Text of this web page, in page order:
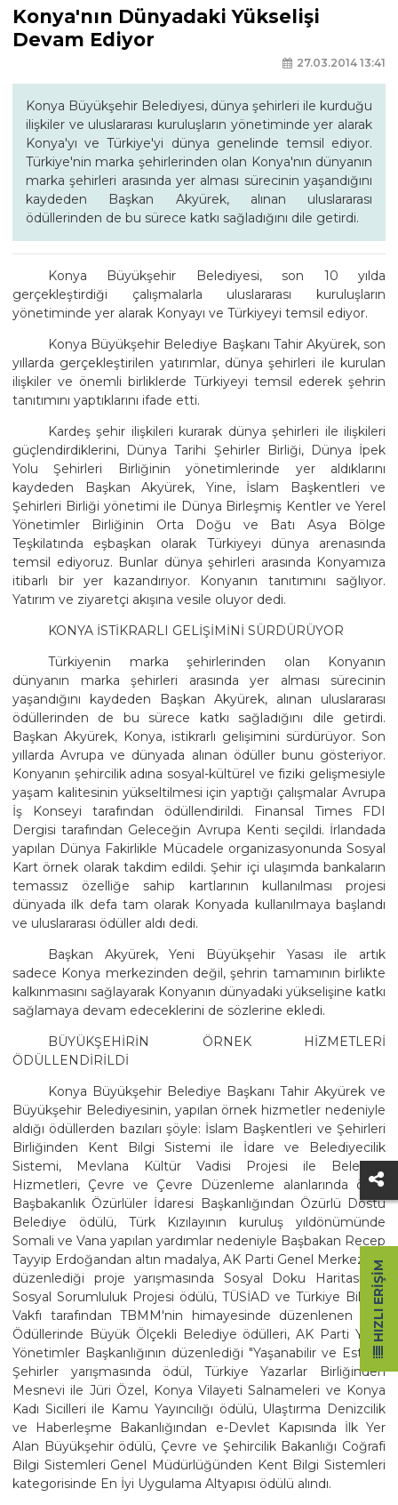
Konya'nın Dünyadaki Yükselişi
Devam Ediyor
27.03.2014 13:41
Konya Büyükşehir Belediyesi, dünya şehirleri ile kurduğu
ilişkiler ve uluslararası kuruluşların yönetiminde yer alarak
Konya'yı ve Türkiye'yi dünya genelinde temsil ediyor.
Türkiye'nin marka şehirlerinden olan Konya'nın dünyanın
marka şehirleri arasında yer alması sürecinin yaşandığını
kaydeden Başkan Akyürek, alınan uluslararası
ödüllerinden de bu sürece katkı sağladığını dile getirdi.
Konya Büyükşehir Belediyesi, son 10 yılda
gerçekleştirdiği çalışmalarla uluslararası kuruluşların
yönetiminde yer alarak Konyayı ve Türkiyeyi temsil ediyor.
Konya Büyükşehir Belediye Başkanı Tahir Akyürek, son
yıllarda gerçekleştirilen yatırımlar, dünya şehirleri ile kurulan
ilişkiler ve önemli birliklerde Türkiyeyi temsil ederek şehrin
tanıtımını yaptıklarını ifade etti.
Kardeş şehir ilişkileri kurarak dünya şehirleri ile ilişkileri
güçlendirdiklerini, Dünya Tarihi Şehirler Birliği, Dünya İpek
Yolu Şehirleri Birliğinin yönetimlerinde yer aldıklarını
kaydeden Başkan Akyürek, Yine, İslam Başkentleri ve
Şehirleri Birliği yönetimi ile Dünya Birleşmiş Kentler ve Yerel
Yönetimler Birliğinin Orta Doğu ve Batı Asya Bölge
Teşkilatında eşbaşkan olarak Türkiyeyi dünya arenasında
temsil ediyoruz. Bunlar dünya şehirleri arasında Konyamıza
itibarlı bir yer kazandırıyor. Konyanın tanıtımını sağlıyor.
Yatırım ve ziyaretçi akışına vesile oluyor dedi.
KONYA İSTİKRARLI GELİŞİMİNİ SÜRDÜRÜYOR
Türkiyenin marka şehirlerinden olan Konyanın
dünyanın marka şehirleri arasında yer alması sürecinin
yaşandığını kaydeden Başkan Akyürek, alınan uluslararası
ödüllerinden de bu sürece katkı sağladığını dile getirdi.
Başkan Akyürek, Konya, istikrarlı gelişimini sürdürüyor. Son
yıllarda Avrupa ve dünyada alınan ödüller bunu gösteriyor.
Konyanın şehircilik adına sosyal-kültürel ve fiziki gelişmesiyle
yaşam kalitesinin yükseltilmesi için yaptığı çalışmalar Avrupa
İş Konseyi tarafından ödüllendirildi. Finansal Times FDI
Dergisi tarafından Geleceğin Avrupa Kenti seçildi. İrlandada
yapılan Dünya Fakirlikle Mücadele organizasyonunda Sosyal
Kart örnek olarak takdim edildi. Şehir içi ulaşımda bankaların
temassız özelliğe sahip kartlarının kullanılması projesi
dünyada ilk defa tam olarak Konyada kullanılmaya başlandı
ve uluslararası ödüller aldı dedi.
Başkan Akyürek, Yeni Büyükşehir Yasası ile artık
sadece Konya merkezinden değil, şehrin tamamının birlikte
kalkınmasını sağlayarak Konyanın dünyadaki yükselişine katkı
sağlamaya devam edeceklerini de sözlerine ekledi.
BÜYÜKŞEHİRİN ÖRNEK HİZMETLERİ
ÖDÜLLENDİRİLDİ
Konya Büyükşehir Belediye Başkanı Tahir Akyürek ve
Büyükşehir Belediyesinin, yapılan örnek hizmetler nedeniyle
aldığı ödüllerden bazıları şöyle: İslam Başkentleri ve Şehirleri
Birliğinden Kent Bilgi Sistemi ile İdare ve Belediyecilik
Sistemi, Mevlana Kültür Vadisi Projesi ile Belediye
Hizmetleri, Çevre ve Çevre Düzenleme alanlarında ödül,
Başbakanlık Özürlüler İdaresi Başkanlığından Özürlü Dostu
Belediye ödülü, Türk Kızılayının kuruluş yıldönümünde
Somali ve Vana yapılan yardımlar nedeniyle Başbakan Recep
Tayyip Erdoğandan altın madalya, AK Parti Genel Merkezinin
düzenlediği proje yarışmasında Sosyal Doku Haritası ve
Sosyal Sorumluluk Projesi ödülü, TÜSİAD ve Türkiye Bilişim
Vakfı tarafından TBMM'nin himayesinde düzenlenen eTR
Ödüllerinde Büyük Ölçekli Belediye ödülleri, AK Parti Yerel
Yönetimler Başkanlığının düzenlediği "Yaşanabilir ve Estetik
Şehirler yarışmasında ödül, Türkiye Yazarlar Birliğinden
Mesnevi ile Jüri Özel, Konya Vilayeti Salnameleri ve Konya
Kadı Sicilleri ile Kamu Yayıncılığı ödülü, Ulaştırma Denizcilik
ve Haberleşme Bakanlığından e-Devlet Kapısında İlk Yer
Alan Büyükşehir ödülü, Çevre ve Şehircilik Bakanlığı Coğrafi
Bilgi Sistemleri Genel Müdürlüğünden Kent Bilgi Sistemleri
kategorisinde En İyi Uygulama Altyapısı ödülü alındı.
HIZLI ERIŞIM